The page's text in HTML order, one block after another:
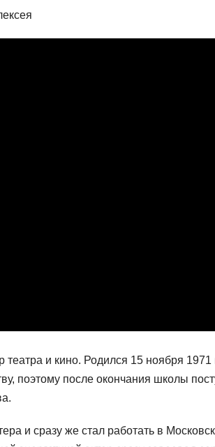
театра и кино. Родился 15 ноября
поэтому после окончания школы
и сразу же стал работать в